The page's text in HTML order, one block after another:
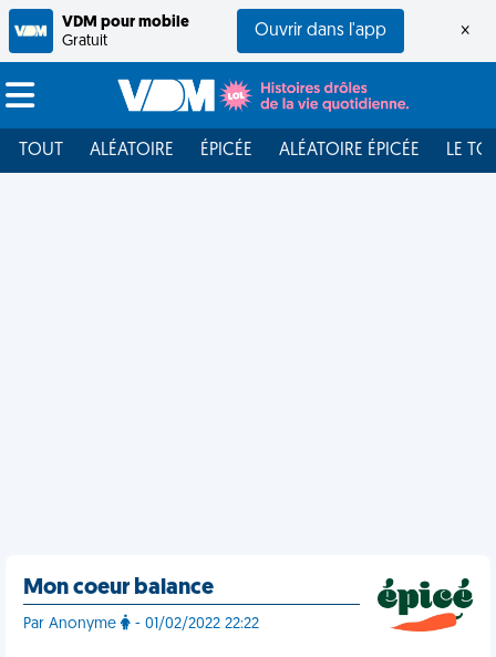
VDM pour mobile
Gratuit
Ouvrir dans l'app ×
TOUT ALÉATOIRE ÉPICÉE ALÉATOIRE ÉPICÉE LE
Mon coeur balance
Par Anonyme - 01/02/2022 22:22